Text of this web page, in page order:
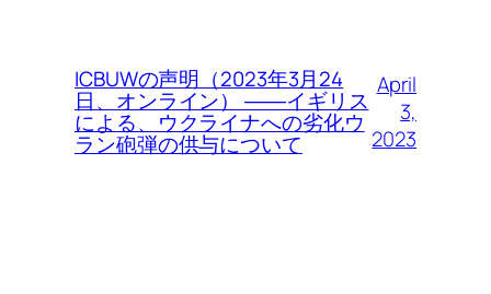
ICBUWの声明（2023年3月24
日、オンライン） ――イギリス
による、ウクライナへの劣化ウ
ラン砲弾の供与について
April
3,
2023